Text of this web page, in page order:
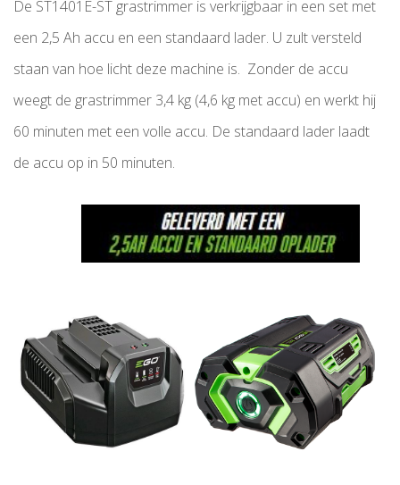
De ST1401E-ST grastrimmer is verkrijgbaar in een set met
een 2,5 Ah accu en een standaard lader. U zult versteld
staan van hoe licht deze machine is. Zonder de accu
weegt de grastrimmer 3,4 kg (4,6 kg met accu) en werkt hij
60 minuten met een volle accu. De standaard lader laadt
de accu op in 50 minuten.